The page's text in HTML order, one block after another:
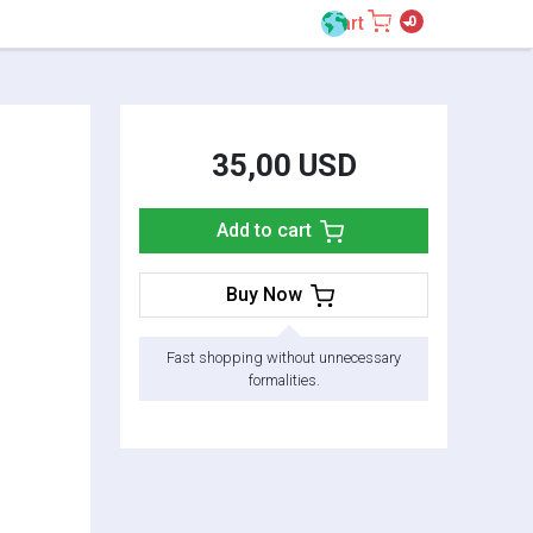
/ USD
Cart 0
35,00 USD
Add to cart
Buy Now
Fast shopping without unnecessary
formalities.